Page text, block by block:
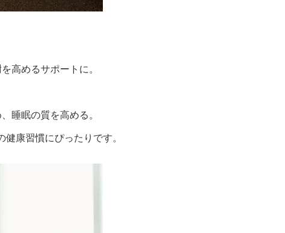
高めるサポートに。
睡眠の質を高める。
康習慣にぴったりです。